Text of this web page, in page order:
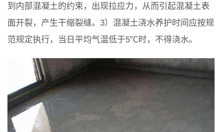
到内部混凝土的约束，出现拉应力，从而引起混凝土表
面开裂，产生干缩裂缝。3）混凝土浇水养护时间应按规
范规定执行，当日平均气温低于5℃时，不得浇水。